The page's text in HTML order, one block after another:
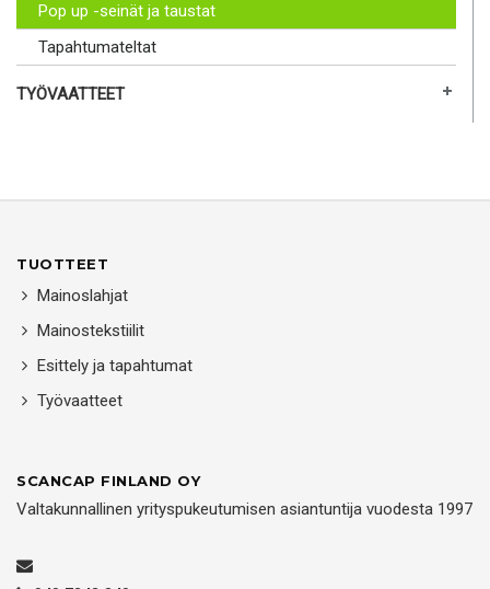
Pop up -seinät ja taustat
Tapahtumateltat
TYÖVAATTEET
TUOTTEET
Mainoslahjat
Mainostekstiilit
Esittely ja tapahtumat
Työvaatteet
SCANCAP FINLAND OY
Valtakunnallinen yrityspukeutumisen asiantuntija vuodesta 1997